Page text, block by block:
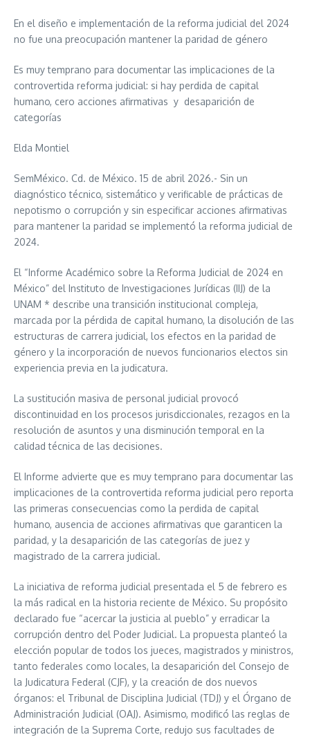
En el diseño e implementación de la reforma judicial del 2024
no fue una preocupación mantener la paridad de género
Es muy temprano para documentar las implicaciones de la
controvertida reforma judicial: si hay perdida de capital
humano, cero acciones afirmativas y desaparición de
categorías
Elda Montiel
SemMéxico. Cd. de México. 15 de abril 2026.- Sin un
diagnóstico técnico, sistemático y verificable de prácticas de
nepotismo o corrupción y sin especificar acciones afirmativas
para mantener la paridad se implementó la reforma judicial de
2024.
El “Informe Académico sobre la Reforma Judicial de 2024 en
México” del Instituto de Investigaciones Jurídicas (IIJ) de la
UNAM * describe una transición institucional compleja,
marcada por la pérdida de capital humano, la disolución de las
estructuras de carrera judicial, los efectos en la paridad de
género y la incorporación de nuevos funcionarios electos sin
experiencia previa en la judicatura.
La sustitución masiva de personal judicial provocó
discontinuidad en los procesos jurisdiccionales, rezagos en la
resolución de asuntos y una disminución temporal en la
calidad técnica de las decisiones.
El Informe advierte que es muy temprano para documentar las
implicaciones de la controvertida reforma judicial pero reporta
las primeras consecuencias como la perdida de capital
humano, ausencia de acciones afirmativas que garanticen la
paridad, y la desaparición de las categorías de juez y
magistrado de la carrera judicial.
La iniciativa de reforma judicial presentada el 5 de febrero es
la más radical en la historia reciente de México. Su propósito
declarado fue “acercar la justicia al pueblo” y erradicar la
corrupción dentro del Poder Judicial. La propuesta planteó la
elección popular de todos los jueces, magistrados y ministros,
tanto federales como locales, la desaparición del Consejo de
la Judicatura Federal (CJF), y la creación de dos nuevos
órganos: el Tribunal de Disciplina Judicial (TDJ) y el Órgano de
Administración Judicial (OAJ). Asimismo, modificó las reglas de
integración de la Suprema Corte, redujo sus facultades de